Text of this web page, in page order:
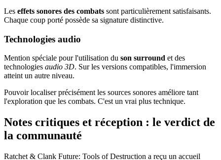
Les effets sonores des combats sont particulièrement satisfaisants.
Chaque coup porté possède sa signature distinctive.
Technologies audio
Mention spéciale pour l'utilisation du son surround et des
technologies audio 3D. Sur les versions compatibles, l'immersion
atteint un autre niveau.
Pouvoir localiser précisément les sources sonores améliore tant
l'exploration que les combats. C'est un vrai plus technique.
Notes critiques et réception : le verdict de
la communauté
Ratchet & Clank Future: Tools of Destruction a reçu un accueil